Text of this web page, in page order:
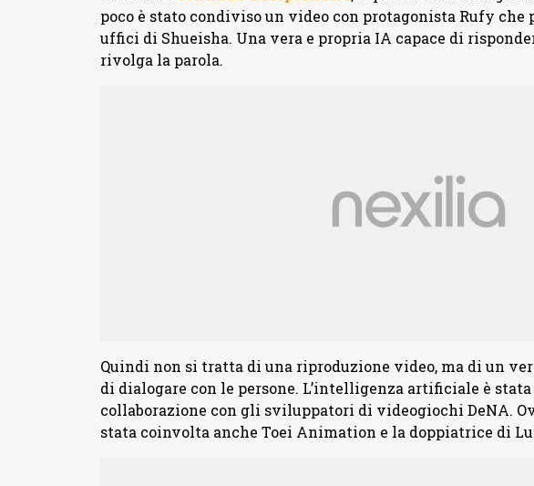
poco è stato condiviso un video con protagonista Rufy
uffici di Shueisha. Una vera e propria IA capace di
rivolga la parola.
Quindi non si tratta di una riproduzione video, ma di un
di dialogare con le persone. L’intelligenza artificiale è
collaborazione con gli sviluppatori di videogiochi DeNA.
stata coinvolta anche Toei Animation e la doppiatrice di